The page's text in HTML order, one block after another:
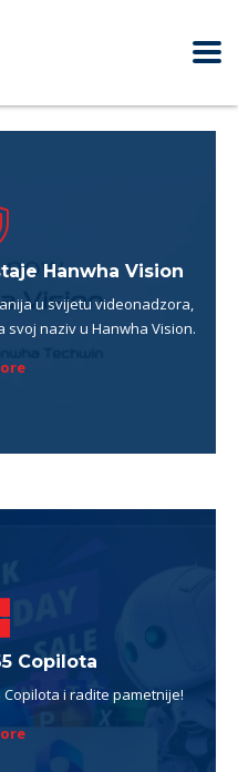
Hanwha Vision
u svijetu videonadzora,
svoj naziv u Hanwha Vision.
Copilota
i radite pametnije!